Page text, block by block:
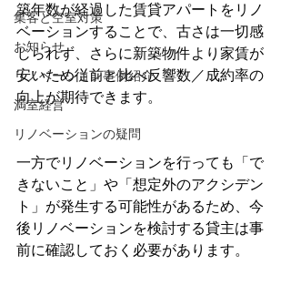
集客と空室対策
お知らせ
リノベーション事例紹介
満室経営
リノベーションの疑問
築年数が経過した賃貸アパートをリノ
ベーションすることで、古さは一切感
じられず、さらに新築物件より家賃が
安いため従前と比べ反響数／成約率の
向上が期待できます。
一方でリノベーションを行っても「で
きないこと」や「想定外のアクシデン
ト」が発生する可能性があるため、今
後リノベーションを検討する貸主は事
前に確認しておく必要があります。